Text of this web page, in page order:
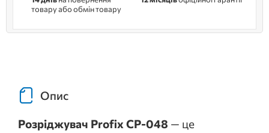
товару або обмін товару
Опис
Розріджувач Profix CP-048 — це